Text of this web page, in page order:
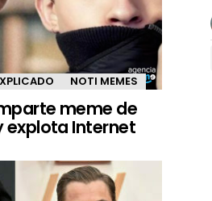
NOTI MEMES
meme de
explota Internet